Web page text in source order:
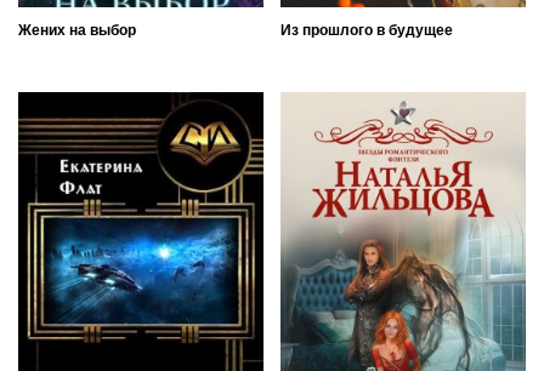
Жених на выбор Из прошлого в будущее